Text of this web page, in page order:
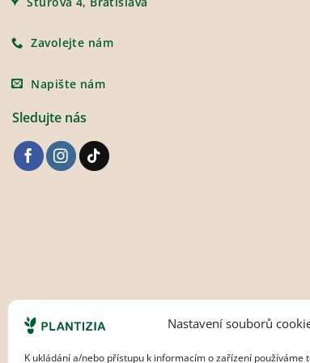
Nastavení souborů
K ukládání a/nebo přístupu k informacím o zařízení používáme
Zavolejte nám
Napište nám
Sledujte nás